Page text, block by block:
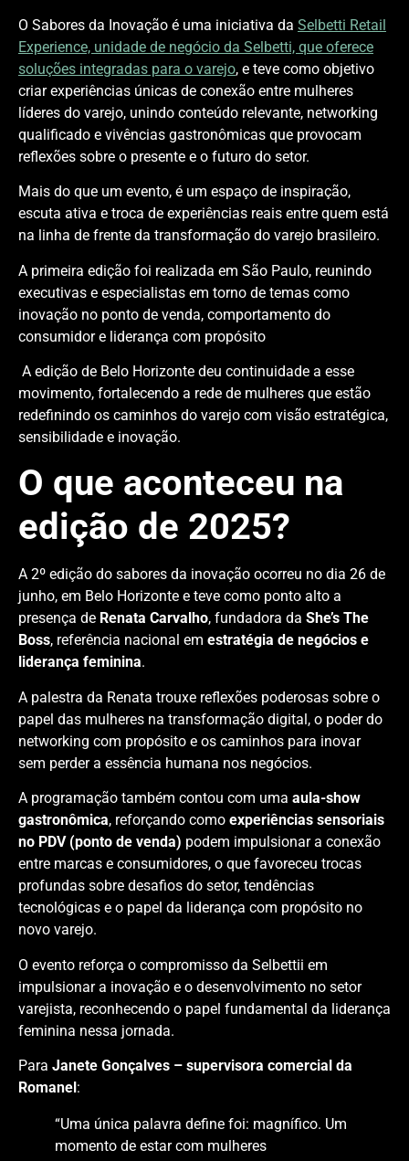
O Sabores da Inovação é uma iniciativa da Selbetti Retail
Experience, unidade de negócio da Selbetti, que oferece
soluções integradas para o varejo, e teve como objetivo
criar experiências únicas de conexão entre mulheres
líderes do varejo, unindo conteúdo relevante, networking
qualificado e vivências gastronômicas que provocam
reflexões sobre o presente e o futuro do setor.
Mais do que um evento, é um espaço de inspiração,
escuta ativa e troca de experiências reais entre quem está
na linha de frente da transformação do varejo brasileiro.
A primeira edição foi realizada em São Paulo, reunindo
executivas e especialistas em torno de temas como
inovação no ponto de venda, comportamento do
consumidor e liderança com propósito
A edição de Belo Horizonte deu continuidade a esse
movimento, fortalecendo a rede de mulheres que estão
redefinindo os caminhos do varejo com visão estratégica,
sensibilidade e inovação.
O que aconteceu na
edição de 2025?
A 2º edição do sabores da inovação ocorreu no dia 26 de
junho, em Belo Horizonte e teve como ponto alto a
presença de Renata Carvalho, fundadora da She’s The
Boss, referência nacional em estratégia de negócios e
liderança feminina.
A palestra da Renata trouxe reflexões poderosas sobre o
papel das mulheres na transformação digital, o poder do
networking com propósito e os caminhos para inovar
sem perder a essência humana nos negócios.
A programação também contou com uma aula-show
gastronômica, reforçando como experiências sensoriais
no PDV (ponto de venda) podem impulsionar a conexão
entre marcas e consumidores, o que favoreceu trocas
profundas sobre desafios do setor, tendências
tecnológicas e o papel da liderança com propósito no
novo varejo.
O evento reforça o compromisso da Selbettii em
impulsionar a inovação e o desenvolvimento no setor
varejista, reconhecendo o papel fundamental da liderança
feminina nessa jornada.
Para Janete Gonçalves – supervisora comercial da
Romanel:
“Uma única palavra define foi: magnífico. Um
momento de estar com mulheres